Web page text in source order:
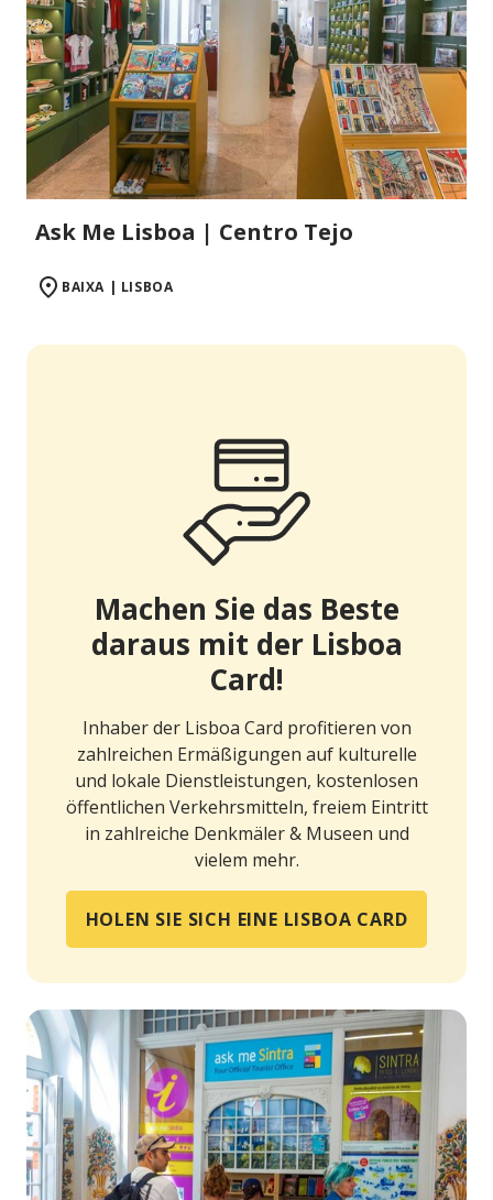
Ask Me Lisboa | Centro Tejo
BAIXA | LISBOA
Machen Sie das Beste
daraus mit der Lisboa
Card!
Inhaber der Lisboa Card profitieren von
zahlreichen Ermäßigungen auf kulturelle
und lokale Dienstleistungen, kostenlosen
öffentlichen Verkehrsmitteln, freiem Eintritt
in zahlreiche Denkmäler & Museen und
vielem mehr.
HOLEN SIE SICH EINE LISBOA CARD